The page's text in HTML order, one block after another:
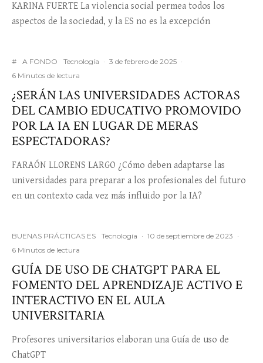
KARINA FUERTE La violencia social permea todos los
aspectos de la sociedad, y la ES no es la excepción
# A FONDO Tecnología · 3 de febrero de 2025 ·
6 Minutos de lectura
¿SERÁN LAS UNIVERSIDADES ACTORAS
DEL CAMBIO EDUCATIVO PROMOVIDO
POR LA IA EN LUGAR DE MERAS
ESPECTADORAS?
FARAÓN LLORENS LARGO ¿Cómo deben adaptarse las
universidades para preparar a los profesionales del futuro
en un contexto cada vez más influido por la IA?
BUENAS PRÁCTICAS ES Tecnología · 10 de septiembre de 2023 ·
6 Minutos de lectura
GUÍA DE USO DE CHATGPT PARA EL
FOMENTO DEL APRENDIZAJE ACTIVO E
INTERACTIVO EN EL AULA
UNIVERSITARIA
Profesores universitarios elaboran una Guía de uso de
ChatGPT